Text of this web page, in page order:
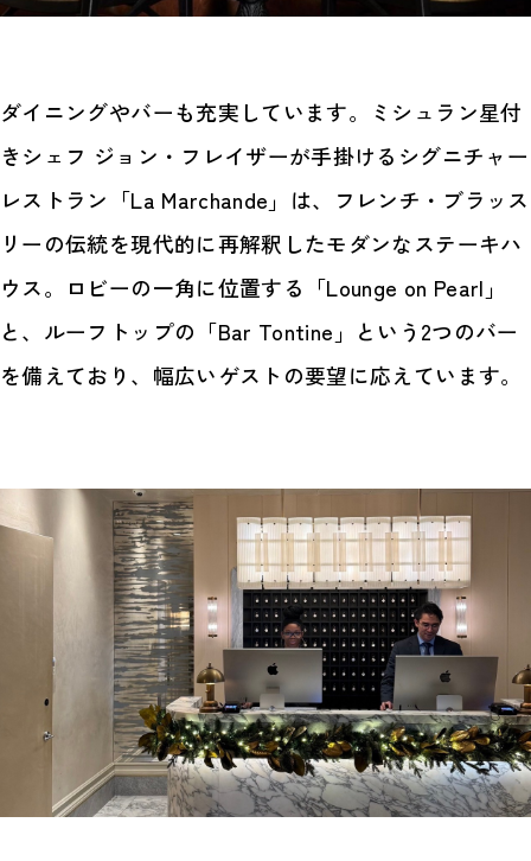
ダイニングやバーも充実しています。ミシュラン星付
きシェフ ジョン・フレイザーが手掛けるシグニチャー
レストラン「La Marchande」は、フレンチ・ブラッス
リーの伝統を現代的に再解釈したモダンなステーキハ
ウス。ロビーの一角に位置する「Lounge on Pearl」
と、ルーフトップの「Bar Tontine」という2つのバー
を備えており、幅広いゲストの要望に応えています。